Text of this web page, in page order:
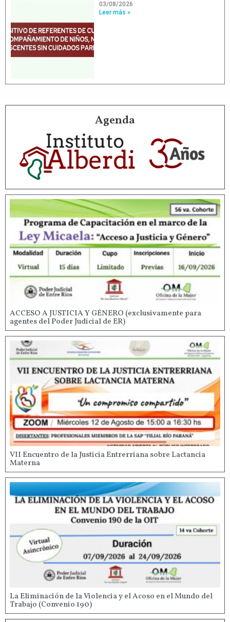
03/08/2026
Leer más »
Agenda
ACCESO A JUSTICIA Y GÉNERO (exclusivamente para
agentes del Poder Judicial de ER)
VII Encuentro de la Justicia Entrerriana sobre Lactancia
Materna
La Eliminación de la Violencia y el Acoso en el Mundo del
Trabajo (Convenio 190)